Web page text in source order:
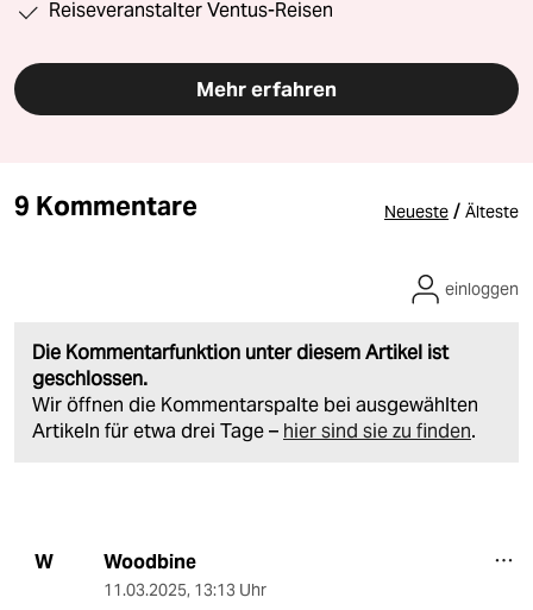
Reiseveranstalter Ventus-Reisen
Mehr erfahren
9 Kommentare Neueste / Älteste
Die Kommentarfunktion unter diesem Artikel ist
geschlossen.
Wir öffnen die Kommentarspalte bei ausgewählten
Artikeln für etwa drei Tage – hier sind sie zu finden.
einloggen
W Woodbine
11.03.2025, 13:13 Uhr